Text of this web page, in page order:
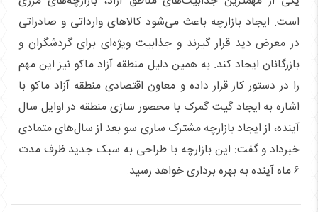
است. ایجاد بازارچه باعث می‌شود کالا‌های وارداتی و صادراتی
در معرض دید قرار گیرند و جذابیت ویژه‌ای برای گردشگران و
بازرگانان ایجاد کند. به همین دلیل منطقه آزاد ماکو نیز این مهم
را در دستور کار قرار داده و معاون اقتصادی منطقه آزاد ماکو با
اشاره به ایجاد گیت گمرک با محصور سازی منطقه در اوایل سال
آینده، از ایجاد بازارچه مشترک ساری سو بعد از سال‌های متمادی
خبرداد و گفت: این بازارچه با طراحی به سبک جدید ظرف مدت
۶ ماه آینده به بهره برداری خواهد رسید.